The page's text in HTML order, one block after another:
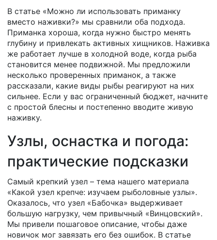
В статье «Можно ли использовать приманку
вместо наживки?» мы сравнили оба подхода.
Приманка хороша, когда нужно быстро менять
глубину и привлекать активных хищников. Наживка
же работает лучше в холодной воде, когда рыба
становится менее подвижной. Мы предложили
несколько проверенных приманок, а также
рассказали, какие виды рыбы реагируют на них
сильнее. Если у вас ограниченный бюджет, начните
с простой блесны и постепенно вводите живую
наживку.
Узлы, оснастка и погода:
практические подсказки
Самый крепкий узел – тема нашего материала
«Какой узел крепче: изучаем рыболовные узлы».
Оказалось, что узел «Бабочка» выдерживает
большую нагрузку, чем привычный «Винцовский».
Мы привели пошаговое описание, чтобы даже
новичок мог завязать его без ошибок. В статье